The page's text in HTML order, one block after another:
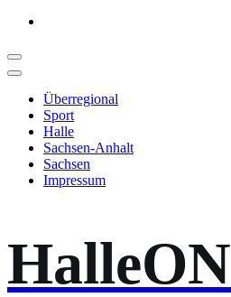
Überregional
Sport
Halle
Sachsen-Anhalt
Sachsen
Impressum
HalleON